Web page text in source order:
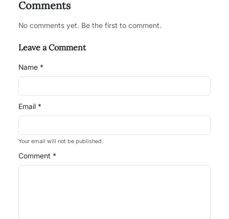
Comments
No comments yet. Be the first to comment.
Leave a Comment
Name *
Email *
Your email will not be published.
Comment *